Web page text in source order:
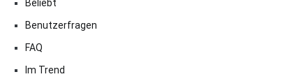
Beliebt
Benutzerfragen
FAQ
Im Trend